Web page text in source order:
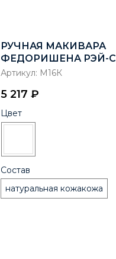
РУЧНАЯ МАКИВАРА
ФЕДОРИШЕНА РЭЙ-
Артикул: М16К
5 217 ₽
Цвет
Состав
натуральная кожакожа